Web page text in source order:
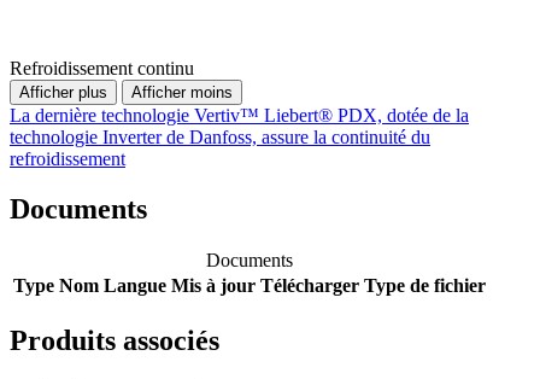
Refroidissement continu
Afficher plus Afficher moins
La dernière technologie Vertiv™ Liebert® PDX, dotée de la
technologie Inverter de Danfoss, assure la continuité du
refroidissement
Documents
Documents
Type Nom Langue Mis à jour Télécharger Type de fichier
Produits associés